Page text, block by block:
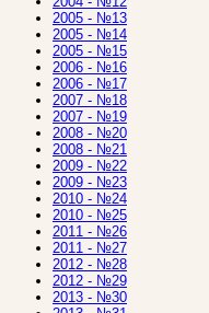
2005 - №13
2005 - №14
2005 - №15
2006 - №16
2006 - №17
2007 - №18
2007 - №19
2008 - №20
2008 - №21
2009 - №22
2009 - №23
2010 - №24
2010 - №25
2011 - №26
2011 - №27
2012 - №28
2012 - №29
2013 - №30